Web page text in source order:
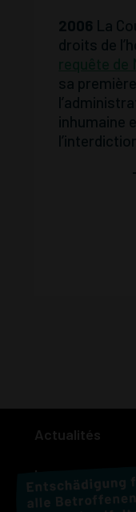
2006 La
droits de
sa
inhumaine
Actualités
Les vomitifs à